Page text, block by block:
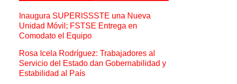
Inaugura SUPERISSSTE una Nueva
Unidad Móvil; FSTSE Entrega en
Comodato el Equipo
Rosa Icela Rodríguez: Trabajadores al
Servicio del Estado dan Gobernabilidad y
Estabilidad al País